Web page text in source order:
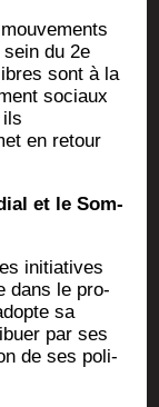
du 2e
sont à la
sociaux
en retour
et le Som­
ini­tia­tives
dans le pro­
sa
par ses
de ses poli­